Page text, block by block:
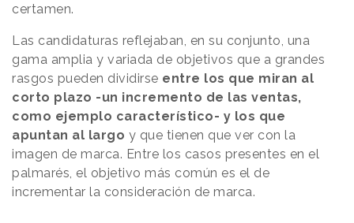
certamen.
Las candidaturas reflejaban, en su conjunto, una
gama amplia y variada de objetivos que a grandes
rasgos pueden dividirse entre los que miran al
corto plazo -un incremento de las ventas,
como ejemplo característico- y los que
apuntan al largo y que tienen que ver con la
imagen de marca. Entre los casos presentes en el
palmarés, el objetivo más común es el de
incrementar la consideración de marca.